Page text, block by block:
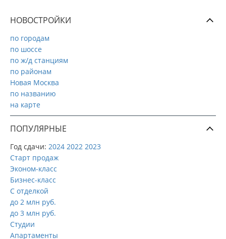
НОВОСТРОЙКИ
по городам
по шоссе
по ж/д станциям
по районам
Новая Москва
по названию
на карте
ПОПУЛЯРНЫЕ
Год сдачи: 2024 2022 2023
Старт продаж
Эконом-класс
Бизнес-класс
С отделкой
до 2 млн руб.
до 3 млн руб.
Студии
Апартаменты